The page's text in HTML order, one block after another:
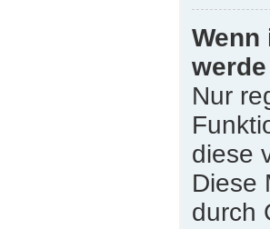
Wenn
Nur
diese
Diese
durch